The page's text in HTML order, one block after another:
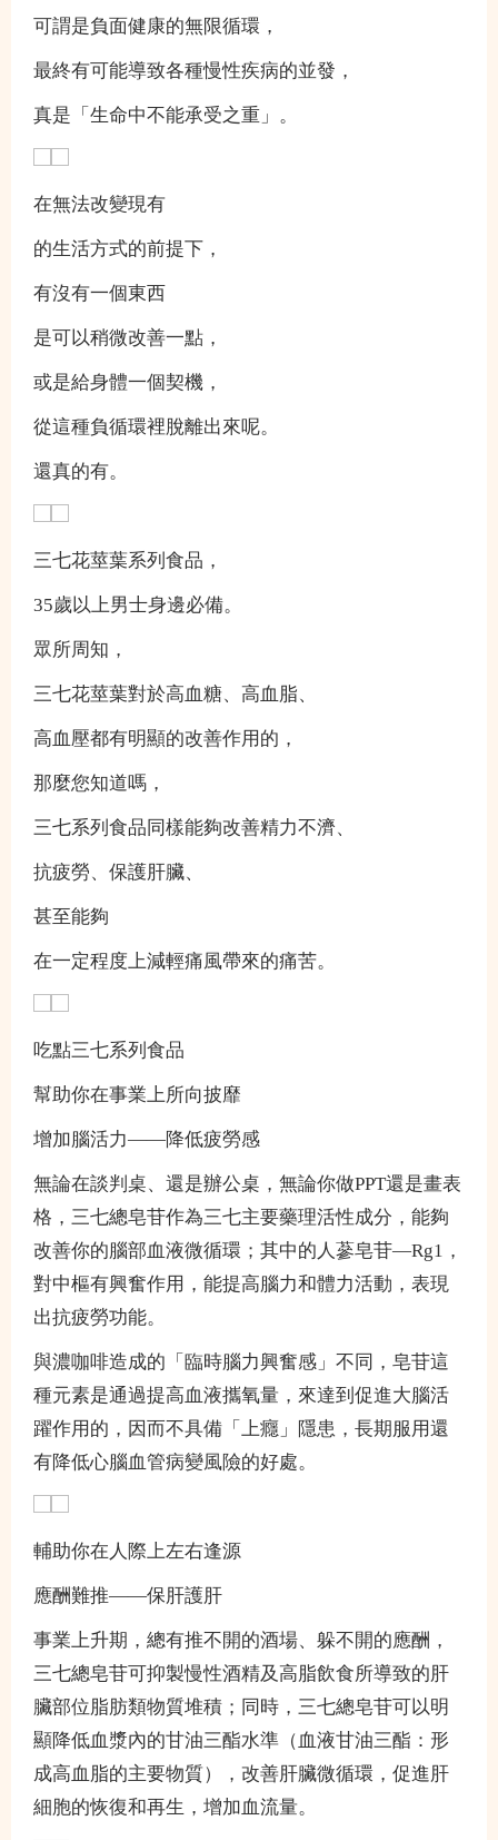
可謂是負面健康的無限循環，
最終有可能導致各種慢性疾病的並發，
真是「生命中不能承受之重」。
在無法改變現有
的生活方式的前提下，
有沒有一個東西
是可以稍微改善一點，
或是給身體一個契機，
從這種負循環裡脫離出來呢。
還真的有。
三七花莖葉系列食品，
35歲以上男士身邊必備。
眾所周知，
三七花莖葉對於高血糖、高血脂、
高血壓都有明顯的改善作用的，
那麼您知道嗎，
三七系列食品同樣能夠改善精力不濟、
抗疲勞、保護肝臟、
甚至能夠
在一定程度上減輕痛風帶來的痛苦。
吃點三七系列食品
幫助你在事業上所向披靡
增加腦活力——降低疲勞感
無論在談判桌、還是辦公桌，無論你做PPT還是畫表
格，三七總皂苷作為三七主要藥理活性成分，能夠
改善你的腦部血液微循環；其中的人蔘皂苷—Rg1，
對中樞有興奮作用，能提高腦力和體力活動，表現
出抗疲勞功能。
與濃咖啡造成的「臨時腦力興奮感」不同，皂苷這
種元素是通過提高血液攜氧量，來達到促進大腦活
躍作用的，因而不具備「上癮」隱患，長期服用還
有降低心腦血管病變風險的好處。
輔助你在人際上左右逢源
應酬難推——保肝護肝
事業上升期，總有推不開的酒場、躲不開的應酬，
三七總皂苷可抑製慢性酒精及高脂飲食所導致的肝
臟部位脂肪類物質堆積；同時，三七總皂苷可以明
顯降低血漿內的甘油三酯水準（血液甘油三酯：形
成高血脂的主要物質），改善肝臟微循環，促進肝
細胞的恢復和再生，增加血流量。